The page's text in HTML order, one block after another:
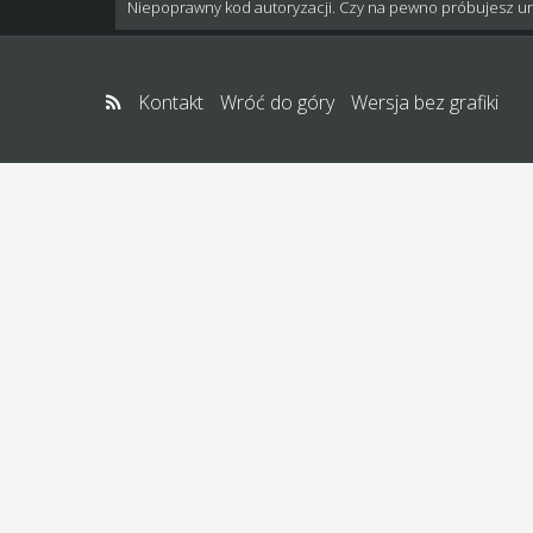
Niepoprawny kod autoryzacji. Czy na pewno próbujesz
Kontakt Wróć do góry Wersja bez grafiki